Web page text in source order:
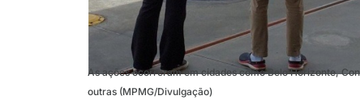
As ações ocorreram em cidades como Belo Horizonte,
outras (MPMG/Divulgação)